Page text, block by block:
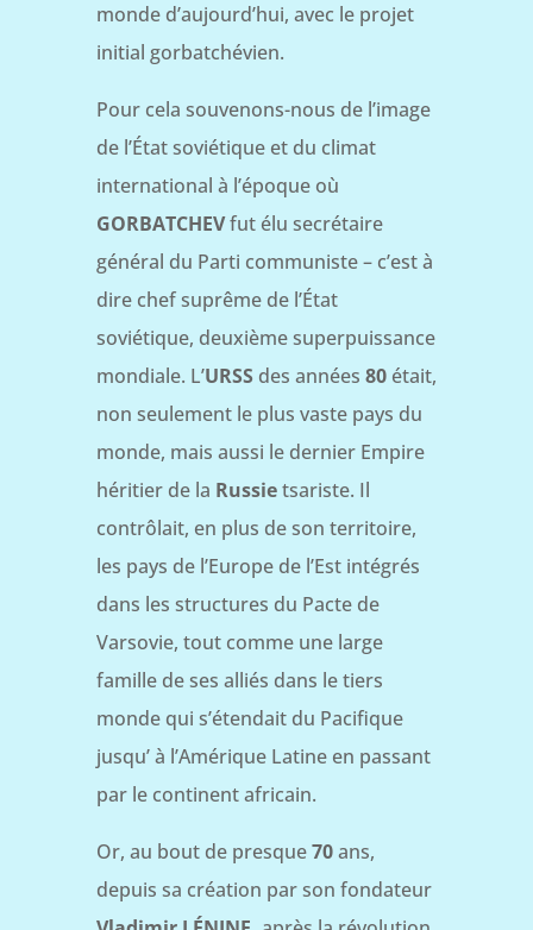
monde d’aujourd’hui, avec le projet
initial gorbatchévien.
Pour cela souvenons-nous de l’image
de l’État soviétique et du climat
international à l’époque où
GORBATCHEVfut élu secrétaire
général du Parti communiste – c’est à
dire chef suprême de l’État
soviétique, deuxième superpuissance
mondiale. L’URSSdes années 80était,
non seulement le plus vaste pays du
monde, mais aussi le dernier Empire
héritier de la Russietsariste. Il
contrôlait, en plus de son territoire,
les pays de l’Europe de l’Est intégrés
dans les structures du Pacte de
Varsovie, tout comme une large
famille de ses alliés dans le tiers
monde qui s’étendait du Pacifique
jusqu’ à l’Amérique Latine en passant
par le continent africain.
Or, au bout de presque70ans,
depuis sa création par son fondateur